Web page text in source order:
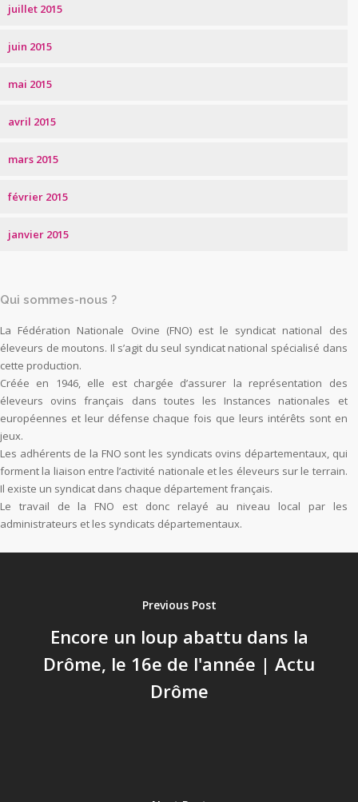
juillet 2015
juin 2015
mai 2015
avril 2015
mars 2015
février 2015
janvier 2015
Qui sommes-nous ?
La Fédération Nationale Ovine (FNO) est le syndicat national des
éleveurs de moutons. Il s’agit du seul syndicat national spécialisé dans
cette production.
Créée en 1946, elle est chargée d’assurer la représentation des
éleveurs ovins français dans toutes les Instances nationales et
européennes et leur défense chaque fois que leurs intérêts sont en
jeux.
Les adhérents de la FNO sont les syndicats ovins départementaux, qui
forment la liaison entre l’activité nationale et les éleveurs sur le terrain.
Il existe un syndicat dans chaque département français.
Le travail de la FNO est donc relayé au niveau local par les
administrateurs et les syndicats départementaux.
Previous Post
Encore un loup abattu dans la
Drôme, le 16e de l'année | Actu
Drôme